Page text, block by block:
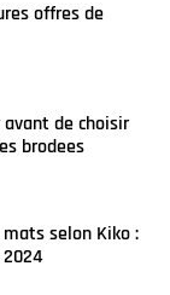
offres de
avant de choisir
brodees
selon Kiko :